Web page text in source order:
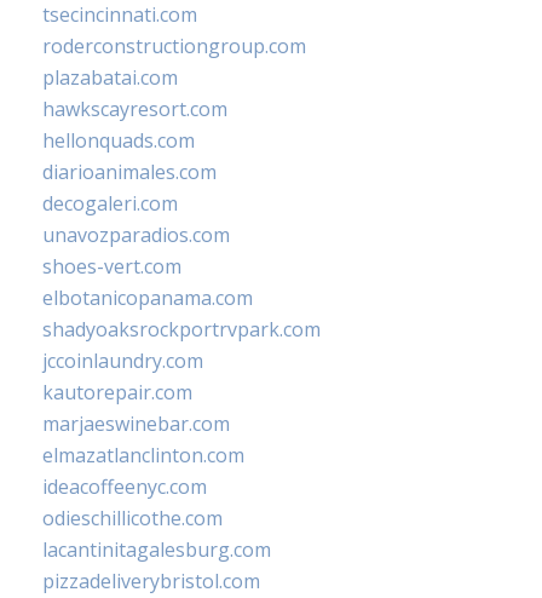
tsecincinnati.com
roderconstructiongroup.com
plazabatai.com
hawkscayresort.com
hellonquads.com
diarioanimales.com
decogaleri.com
unavozparadios.com
shoes-vert.com
elbotanicopanama.com
shadyoaksrockportrvpark.com
jccoinlaundry.com
kautorepair.com
marjaeswinebar.com
elmazatlanclinton.com
ideacoffeenyc.com
odieschillicothe.com
lacantinitagalesburg.com
pizzadeliverybristol.com